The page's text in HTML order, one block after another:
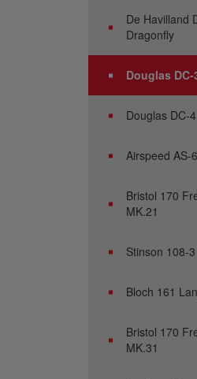
De Havilland
Dragonfly
Douglas DC-
Douglas DC-
Airspeed AS-
Bristol 170
MK.21
Stinson 108-
Bloch 161
Bristol 170
MK.31